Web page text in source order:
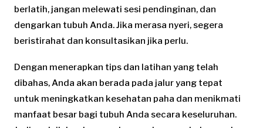
berlatih, jangan melewati sesi pendinginan, dan
dengarkan tubuh Anda. Jika merasa nyeri, segera
beristirahat dan konsultasikan jika perlu.
Dengan menerapkan tips dan latihan yang telah
dibahas, Anda akan berada pada jalur yang tepat
untuk meningkatkan kesehatan paha dan menikmati
manfaat besar bagi tubuh Anda secara keseluruhan.